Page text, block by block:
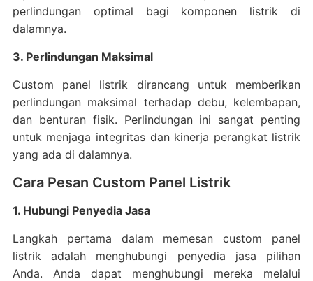
perlindungan optimal bagi komponen listrik di
dalamnya.
3. Perlindungan Maksimal
Custom panel listrik dirancang untuk memberikan
perlindungan maksimal terhadap debu, kelembapan,
dan benturan fisik. Perlindungan ini sangat penting
untuk menjaga integritas dan kinerja perangkat listrik
yang ada di dalamnya.
Cara Pesan Custom Panel Listrik
1. Hubungi Penyedia Jasa
Langkah pertama dalam memesan custom panel
listrik adalah menghubungi penyedia jasa pilihan
Anda. Anda dapat menghubungi mereka melalui